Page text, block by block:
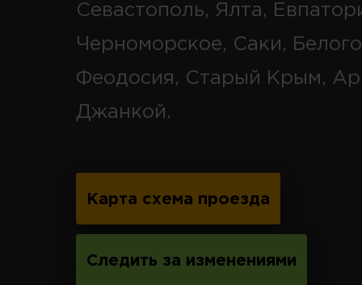
Севастополь, Ялта,
Черноморское, Саки,
Феодосия, Старый Крым,
Джанкой.
Карта схема проезда
Следить за изменениями